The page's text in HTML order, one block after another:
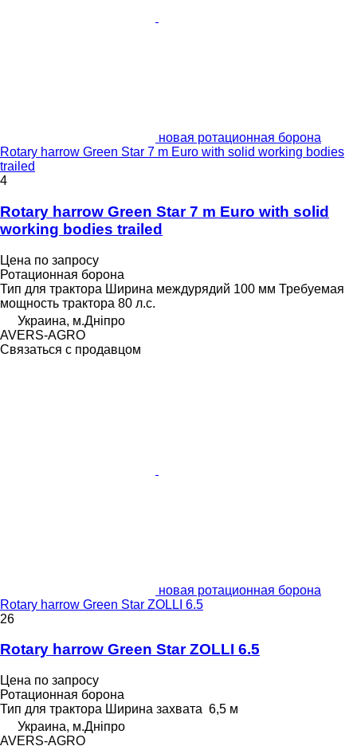
новая ротационная борона
Rotary harrow Green Star 7 m Euro with solid working bodies
trailed
4
Rotary harrow Green Star 7 m Euro with solid
working bodies trailed
Цена по запросу
Ротационная борона
Тип для трактора Ширина междурядий 100 мм Требуемая
мощность трактора 80 л.с.
Украина, м.Дніпро
AVERS-AGRO
Связаться с продавцом
новая ротационная борона
Rotary harrow Green Star ZOLLI 6.5
26
Rotary harrow Green Star ZOLLI 6.5
Цена по запросу
Ротационная борона
Тип для трактора Ширина захвата 6,5 м
Украина, м.Дніпро
AVERS-AGRO